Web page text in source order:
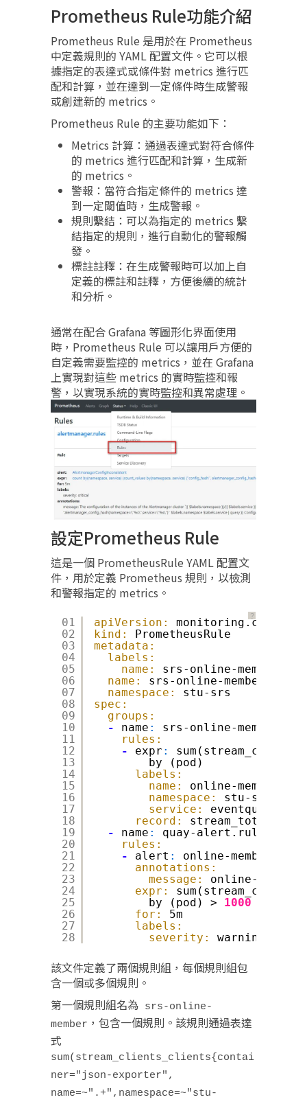
Prometheus Rule功能介紹
Prometheus Rule 是用於在 Prometheus
中定義規則的 YAML 配置文件。它可以根
據指定的表達式或條件對 metrics 進行匹
配和計算，並在達到一定條件時生成警報
或創建新的 metrics。
Prometheus Rule 的主要功能如下：
Metrics 計算：通過表達式對符合條件
的 metrics 進行匹配和計算，生成新
的 metrics。
警報：當符合指定條件的 metrics 達
到一定閾值時，生成警報。
規則繫結：可以為指定的 metrics 繫
結指定的規則，進行自動化的警報觸
發。
標註註釋：在生成警報時可以加上自
定義的標註和註釋，方便後續的統計
和分析。
通常在配合 Grafana 等圖形化界面使用
時，Prometheus Rule 可以讓用戶方便的
自定義需要監控的 metrics，並在 Grafana
上實現對這些 metrics 的實時監控和報
警，以實現系統的實時監控和異常處理。
設定Prometheus Rule
這是一個 PrometheusRule YAML 配置文
件，用於定義 Prometheus 規則，以檢測
和警報指定的 metrics。
？
01
02
03
04
05
06
07
08
09
10
11
12
13
14
15
16
17
18
19
20
21
22
23
24
25
26
27
28
apiVersion:
kind:
PrometheusRule
metadata:
labels:
name:
srs-online-member
name:
srs-online-member
namespace:
stu-srs
spec:
groups:
-
name :
srs-online-member
rules:
-
expr :
by (pod)
labels:
name:
online-member-
namespace:
stu-srs
service:
eventqueue
record:
-
name :
quay-alert.rules
rules:
-
alert :
online-member-full
annotations:
message:
online-
expr:
by (pod) >
1000
for:
5m
labels:
severity:
warning
該文件定義了兩個規則組，每個規則組包
含一個或多個規則。
第一個規則組名為 srs-online-
member ，包含一個規則。該規則通過表達
式
sum(stream_clients_clients{contai
ner="json-exporter",
name=~".+",namespace=~"stu-